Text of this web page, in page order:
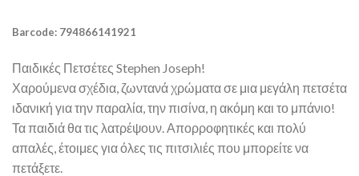
Barcode: 794866141921
Παιδικές Πετσέτες Stephen Joseph!
Χαρούμενα σχέδια, ζωντανά χρώματα σε μια μεγάλη πετσέτα
ιδανική για την παραλία, την πισίνα, η ακόμη και το μπάνιο!
Τα παιδιά θα τις λατρέψουν. Απορροφητικές και πολύ
απαλές, έτοιμες για όλες τις πιτσιλιές που μπορείτε να
πετάξετε.